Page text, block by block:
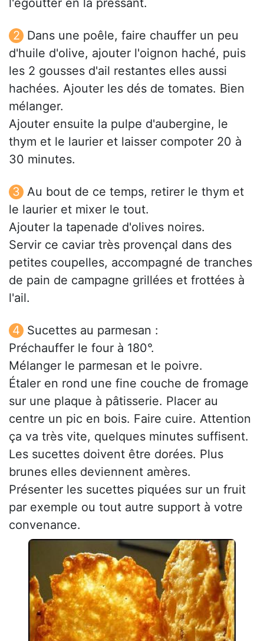
l'égoutter en la pressant.
Dans une poêle, faire chauffer un peu
d'huile d'olive, ajouter l'oignon haché, puis
les 2 gousses d'ail restantes elles aussi
hachées. Ajouter les dés de tomates. Bien
mélanger.
Ajouter ensuite la pulpe d'aubergine, le
thym et le laurier et laisser compoter 20 à
30 minutes.
Au bout de ce temps, retirer le thym et
le laurier et mixer le tout.
Ajouter la tapenade d'olives noires.
Servir ce caviar très provençal dans des
petites coupelles, accompagné de tranches
de pain de campagne grillées et frottées à
l'ail.
Sucettes au parmesan :
Préchauffer le four à 180°.
Mélanger le parmesan et le poivre.
Étaler en rond une fine couche de fromage
sur une plaque à pâtisserie. Placer au
centre un pic en bois. Faire cuire. Attention
ça va très vite, quelques minutes suffisent.
Les sucettes doivent être dorées. Plus
brunes elles deviennent amères.
Présenter les sucettes piquées sur un fruit
par exemple ou tout autre support à votre
convenance.